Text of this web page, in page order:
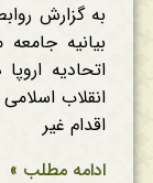
به گزارش
بیانیه
اتحادیه
انقلاب
اقدام غیر
ادامه مطلب »